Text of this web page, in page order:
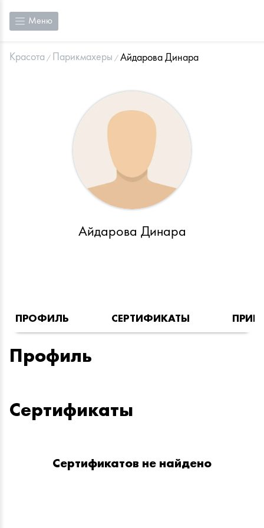
Меню
Красота Парикмахеры Айдарова Динара
Айдарова Динара
ПРОФИЛЬ СЕРТИФИКАТЫ
Профиль
Сертификаты
Сертификатов не найдено